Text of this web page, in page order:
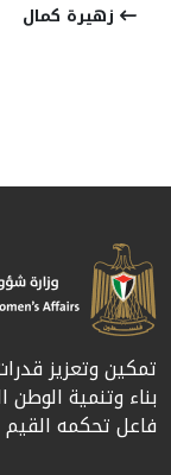
زهيرة كمال
تمكين وتعزيز
بناء وتنمية
فاعل تحكمه القيم